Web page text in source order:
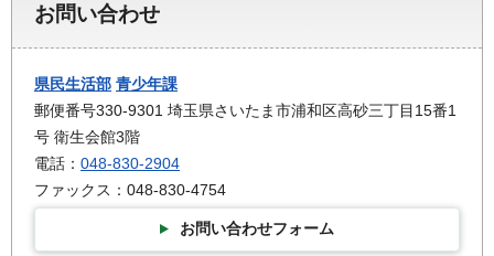
お問い合わせ
県民生活部 青少年課
郵便番号330-9301 埼玉県さいたま市浦和区高砂三丁目15番1
号 衛生会館3階
電話： 048-830-2904
ファックス：048-830-4754
お問い合わせフォーム